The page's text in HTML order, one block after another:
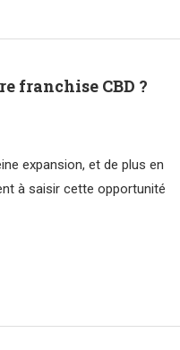
franchise CBD ?
expansion, et de plus en
à saisir cette opportunité